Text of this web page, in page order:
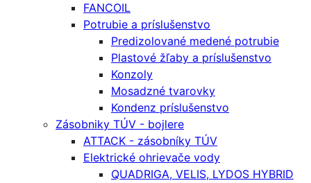
FANCOIL
Potrubie a príslušenstvo
Predizolované medené potrubie
Plastové žľaby a príslušenstvo
Konzoly
Mosadzné tvarovky
Kondenz príslušenstvo
Zásobniky TÚV - bojlere
ATTACK - zásobníky TÚV
Elektrické ohrievače vody
QUADRIGA, VELIS, LYDOS HYBRID